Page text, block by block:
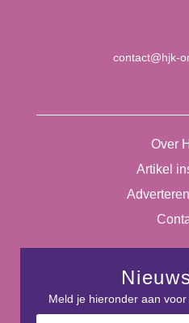
Meld je hieronder aan
Over
Artikel
contact@hjk-